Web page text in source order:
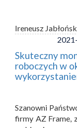
Ireneusz
Skuteczny
roboczych w
Szanowni
firmy AZ Frame,